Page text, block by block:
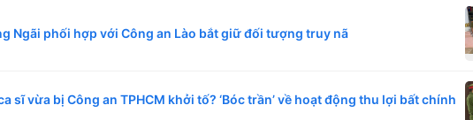
Ngãi phối hợp với Công an Lào bắt giữ đối tượng truy nã
sĩ vừa bị Công an TPHCM khởi tố? ‘Bóc trần’ về hoạt động thu lợi bất chính